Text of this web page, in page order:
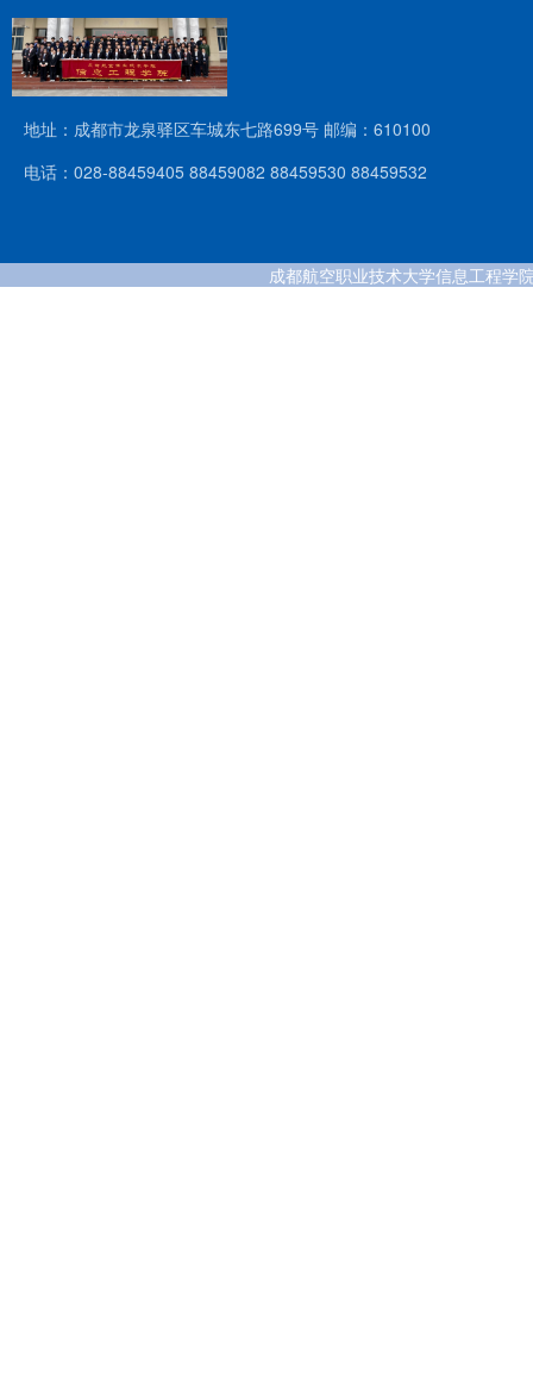
地址：成都市龙泉驿区车城东七路699号 邮编：610100
电话：028-88459405 88459082 88459530 88459532
成都航空职业技术大学信息工程